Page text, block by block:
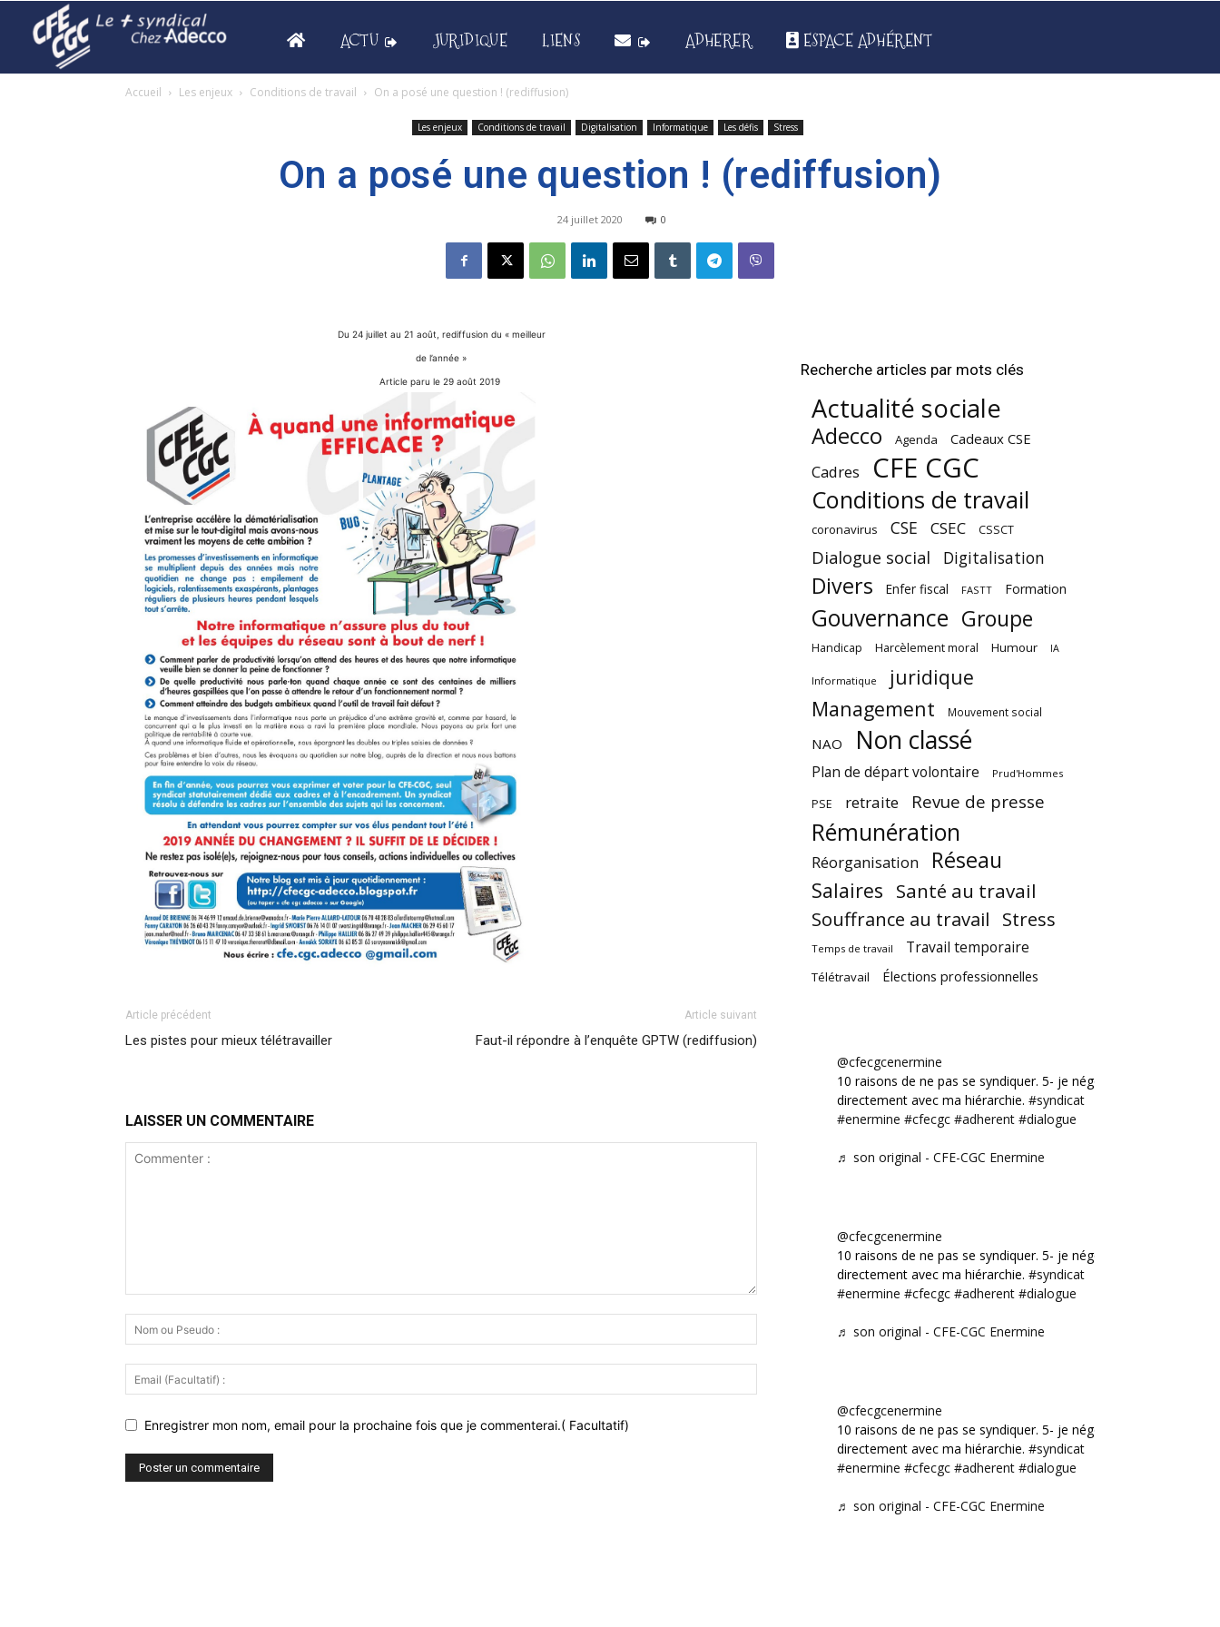
ACTU JURIDIQUE LIENS ADHERER ESPACE ADHÉRENT
Accueil Les enjeux Conditions de travail On a posé une question ! (rediffusion)
Les enjeux Conditions de travail Digitalisation Informatique Les défis Stress
On a posé une question ! (rediffusion)
24 juillet 2020 0
Du 24 juillet au 21 août, rediffusion du « meilleur
de l’année »
Article paru le 29 août 2019
Article précédent
Les pistes pour mieux télétravailler
Article suivant
Faut-il répondre à l’enquête GPTW (rediffusion)
LAISSER UN COMMENTAIRE
Enregistrer mon nom, email pour la prochaine fois que je commenterai.( Facultatif)
Recherche articles par mots clés
Actualité sociale
Adecco Agenda Cadeaux CSE
Cadres CFE CGC
Conditions de travail
coronavirus CSE CSEC CSSCT
Dialogue social Digitalisation
Divers Enfer fiscal FASTT Formation
Gouvernance Groupe
Handicap Harcèlement moral Humour IA
Informatique
juridique
Management
Mouvement social
NAO Non classé
Plan de départ volontaire Prud'Hommes
PSE retraite Revue de presse
Rémunération
Réorganisation Réseau
Salaires Santé au travail
Souffrance au travail Stress
Temps de travail Travail temporaire
Télétravail Élections professionnelles
@cfecgcenermine
10 raisons de ne pas se syndiquer. 5- je négocie
directement avec ma hiérarchie. #syndicat
#enermine #cfecgc #adherent #dialogue
♬ son original - CFE-CGC Enermine
@cfecgcenermine
10 raisons de ne pas se syndiquer. 5- je négocie
directement avec ma hiérarchie. #syndicat
#enermine #cfecgc #adherent #dialogue
♬ son original - CFE-CGC Enermine
@cfecgcenermine
10 raisons de ne pas se syndiquer. 5- je négocie
directement avec ma hiérarchie. #syndicat
#enermine #cfecgc #adherent #dialogue
♬ son original - CFE-CGC Enermine